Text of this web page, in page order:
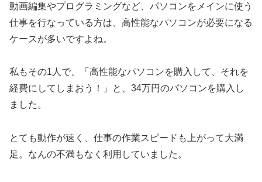
動画編集やプログラミングなど、パソコンをメインに使う
仕事を行なっている方は、高性能なパソコンが必要になる
ケースが多いですよね。
私もその1人で、「高性能なパソコンを購入して、それを
経費にしてしまおう！」と、34万円のパソコンを購入し
ました。
とても動作が速く、仕事の作業スピードも上がって大満
足。なんの不満もなく利用していました。